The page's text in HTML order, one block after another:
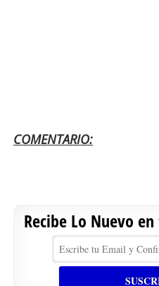
COMENTARIO:
Recibe Lo Nuevo